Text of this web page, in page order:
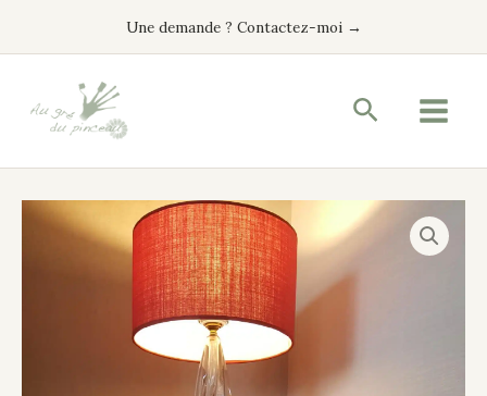
Une demande ? Contactez-moi →